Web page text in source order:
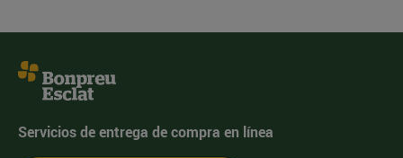
Servicios de entrega de compra en línea